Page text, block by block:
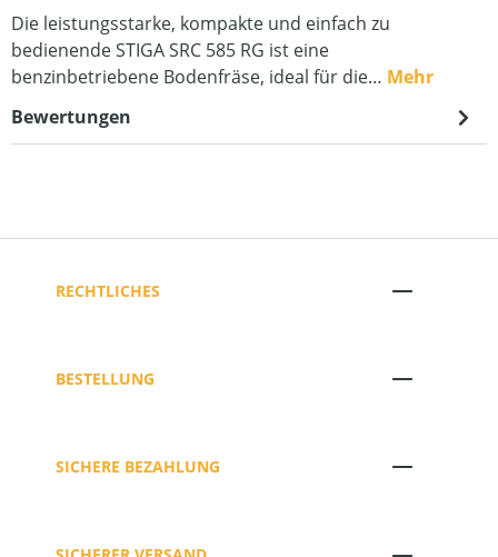
Die leistungsstarke, kompakte und einfach zu
bedienende STIGA SRC 585 RG ist eine
benzinbetriebene Bodenfräse, ideal für die… Mehr
Bewertungen
RECHTLICHES
BESTELLUNG
SICHERE BEZAHLUNG